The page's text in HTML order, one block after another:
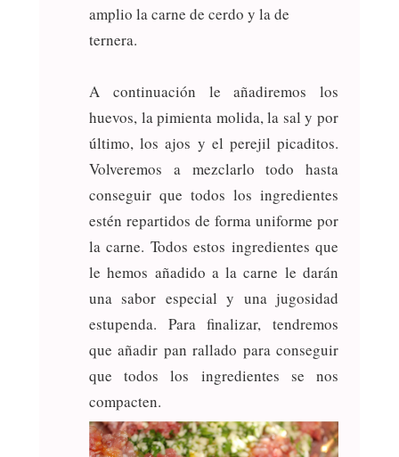
amplio la carne de cerdo y la de
ternera.
A continuación le añadiremos los
huevos, la pimienta molida, la sal y por
último, los ajos y el perejil picaditos.
Volveremos a mezclarlo todo hasta
conseguir que todos los ingredientes
estén repartidos de forma uniforme por
la carne. Todos estos ingredientes que
le hemos añadido a la carne le darán
una sabor especial y una jugosidad
estupenda. Para finalizar, tendremos
que añadir pan rallado para conseguir
que todos los ingredientes se nos
compacten.